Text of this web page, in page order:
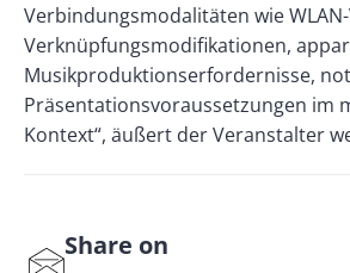
Verbindungsmodalitäten wie
Verknüpfungsmodifikationen,
Musikproduktionserfordernisse,
Präsentationsvoraussetzungen im
Kontext“, äußert der Veranstalter
S
Share on